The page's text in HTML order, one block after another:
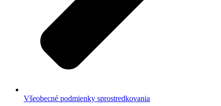
Všeobecné podmienky sprostredkovania